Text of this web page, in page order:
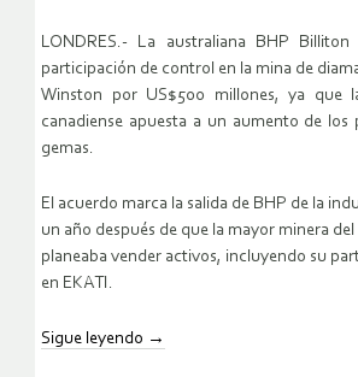
LONDRES.- La australiana BHP
participación de control en la mina de
Winston por US$500 millones, ya que
canadiense apuesta a un aumento de los
gemas.
El acuerdo marca la salida de BHP de la
un año después de que la mayor minera
planeaba vender activos, incluyendo su
en EKATI.
Sigue leyendo →